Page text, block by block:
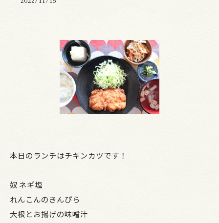
本日のランチはチキンカツです！
奴 ネギ塩
れんこんのきんぴら
大根とお揚げの味噌汁